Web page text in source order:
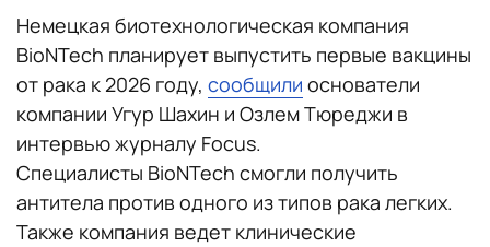
Немецкая биотехнологическая компания
BioNTech планирует выпустить первые вакцины
от рака к 2026 году, сообщили основатели
компании Угур Шахин и Озлем Тюреджи в
интервью журналу Focus.
Специалисты BioNTech смогли получить
антитела против одного из типов рака легких.
Также компания ведет клинические